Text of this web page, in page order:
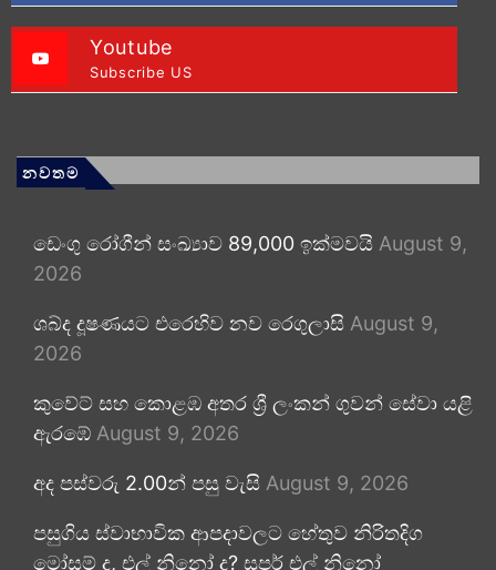
Youtube
Subscribe US
නවතම
ඩෙංගු රෝගීන් සංඛ්‍යාව 89,000 ඉක්මවයි August 9,
2026
ශබ්ද දූෂණයට එරෙහිව නව රෙගුලාසි August 9,
2026
කුවේට් සහ කොළඹ අතර ශ්‍රී ලංකන් ගුවන් සේවා යළි
ඇරඹේ August 9, 2026
අද පස්වරු 2.00න් පසු වැසි August 9, 2026
පසුගිය ස්වාභාවික ආපදාවලට හේතුව නිරිතදිග
මෝසම් ද, එල් නිනෝ ද? සුපර් එල් නිනෝ